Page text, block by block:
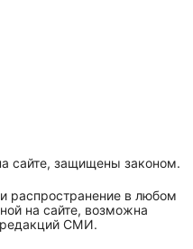
сайте, защищены законом.
распространение в любом
на сайте, возможна
редакций СМИ.